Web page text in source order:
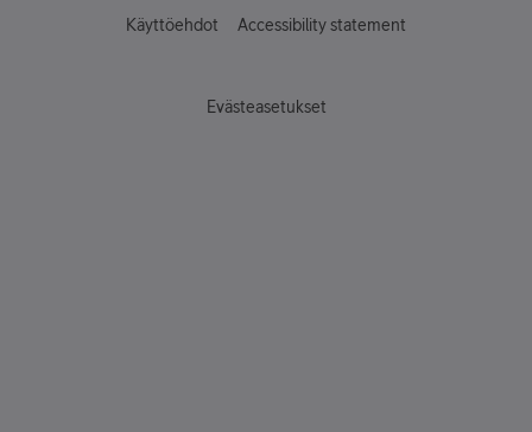
Käyttöehdot Accessibility statement
Evästeasetukset